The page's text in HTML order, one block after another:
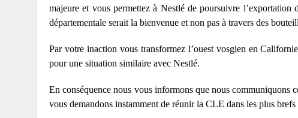
majeure et vous permettez à Nestlé de poursuivre l’exportation
départementale serait la bienvenue et non pas à travers des
Par votre inaction vous transformez l’ouest vosgien en
pour une situation similaire avec Nestlé.
En conséquence nous vous informons que nous communiquons
vous demandons instamment de réunir la CLE dans les plus